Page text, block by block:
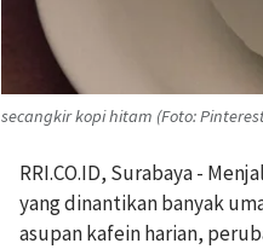
secangkir kopi hitam (Foto:
RRI.CO.ID, Surabaya -
yang dinantikan banyak
asupan kafein harian,